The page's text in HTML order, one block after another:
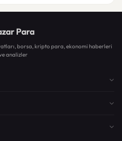
Para
borsa, kripto para, ekonomi haberleri
analizler